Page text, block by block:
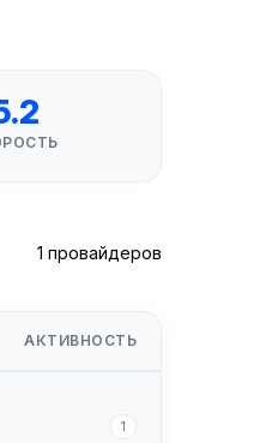
1 провайдеров
АКТИВНОСТЬ
1